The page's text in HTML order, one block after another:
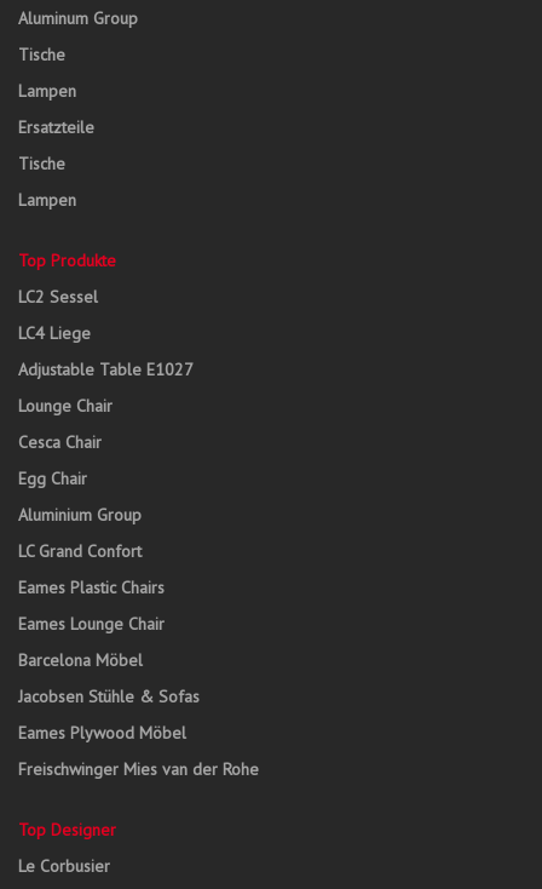
Aluminum Group
Tische
Lampen
Ersatzteile
Tische
Lampen
Top Produkte
LC2 Sessel
LC4 Liege
Adjustable Table E1027
Lounge Chair
Cesca Chair
Egg Chair
Aluminium Group
LC Grand Confort
Eames Plastic Chairs
Eames Lounge Chair
Barcelona Möbel
Jacobsen Stühle & Sofas
Eames Plywood Möbel
Freischwinger Mies van der Rohe
Top Designer
Le Corbusier